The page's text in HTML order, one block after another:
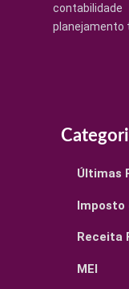
planejamento
Últimas
Imposto
Receita
MEI